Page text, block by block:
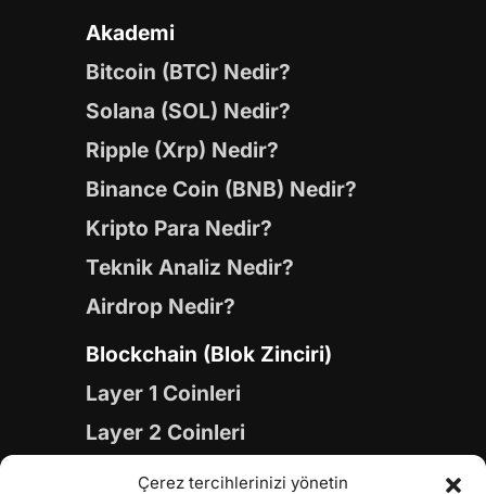
Çerez tercihlerinizi yönetin
Akademi
Bitcoin (BTC) Nedir?
Solana (SOL) Nedir?
Ripple (Xrp) Nedir?
Binance Coin (BNB) Nedir?
Kripto Para Nedir?
Teknik Analiz Nedir?
Airdrop Nedir?
Blockchain (Blok Zinciri)
Layer 1 Coinleri
Layer 2 Coinleri
Yapay Zeka (AI) Coinleri